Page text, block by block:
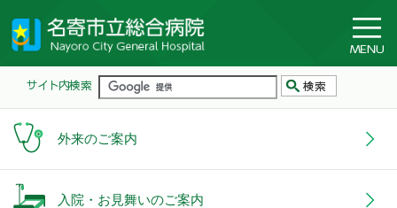
外来のご案内
入院・お見舞いのご案内